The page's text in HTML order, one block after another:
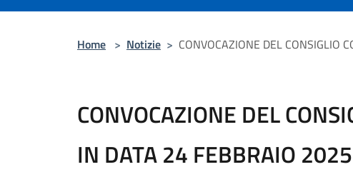
Home > Notizie > CONVOCAZIONE DEL CONSIGLIO
CONVOCAZIONE DEL
IN DATA 24 FEBBRAIO